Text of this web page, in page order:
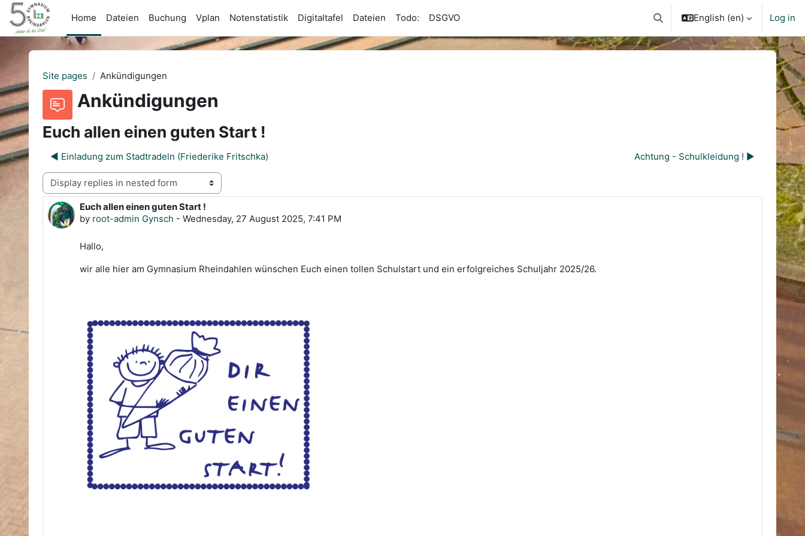
Skip to main content
Home
Dateien Buchung Vplan Notenstatistik Digitaltafel Dateien Todo: DSGVO Toggle search input
English ‎(en)‎ Log in
Site pages Ankündigungen
Ankündigungen
Euch allen einen guten Start !
◀︎ Einladung zum Stadtradeln (Friederike Fritschka) Achtung - Schulkleidung ! ▶︎
Display mode
Euch allen einen guten Start !
by root-admin Gynsch - Wednesday, 27 August 2025, 7:41 PM
Number of replies: 0
Hallo,
wir alle hier am Gymnasium Rheindahlen wünschen Euch einen tollen Schulstart und ein erfolgreiches Schuljahr 2025/26.